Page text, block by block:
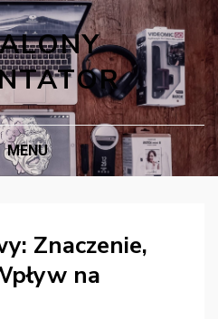
MENU
Znaczenie,
na